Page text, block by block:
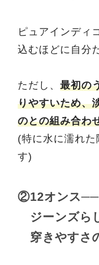
ピュアインディ
込むほどに自分
ただし、 最初の
りやすいため、
のとの組み合わ
(特に水に濡れた
す)
②12オンス──
ジーンズら
穿きやすさ